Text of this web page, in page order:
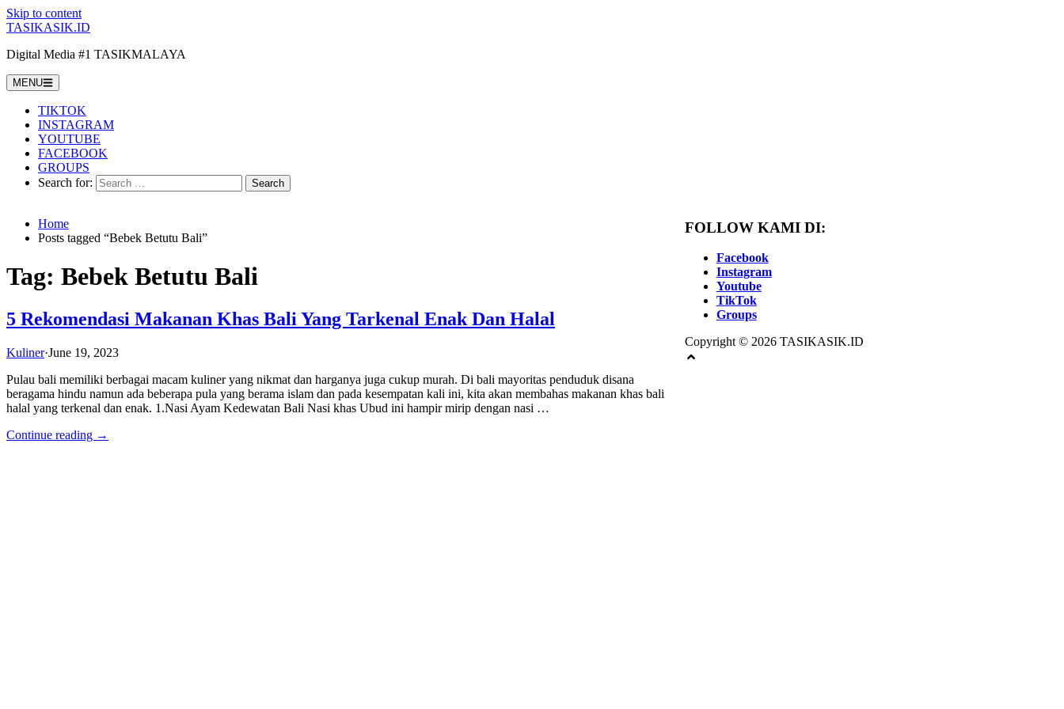
Skip to content
TASIKASIK.ID
Digital Media #1 TASIKMALAYA
MENU
TIKTOK
INSTAGRAM
YOUTUBE
FACEBOOK
GROUPS
Search for:
Home
Posts tagged “Bebek Betutu Bali”
Tag: Bebek Betutu Bali
5 Rekomendasi Makanan Khas Bali Yang Tarkenal Enak Dan Halal
Kuliner·June 19, 2023
Pulau bali memiliki berbagai macam kuliner yang nikmat dan harganya juga cukup murah. Di bali mayoritas penduduk disana
beragama hindu namun ada beberapa pula yang berama islam dan pada kesempatan kali ini, kita akan membahas makanan khas bali
halal yang terkenal dan enak. 1.Nasi Ayam Kedewatan Bali Nasi khas Ubud ini hampir mirip dengan nasi …
Continue reading →
FOLLOW KAMI DI:
Facebook
Instagram
Youtube
TikTok
Groups
Copyright © 2026 TASIKASIK.ID